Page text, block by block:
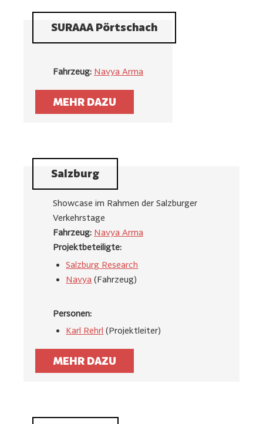
SURAAA Pörtschach
Fahrzeug: Navya Arma
MEHR DAZU
Salzburg
Showcase im Rahmen der Salzburger
Verkehrstage
Fahrzeug: Navya Arma
Projektbeteiligte:
Salzburg Research
Navya (Fahrzeug)
Personen:
Karl Rehrl (Projektleiter)
MEHR DAZU